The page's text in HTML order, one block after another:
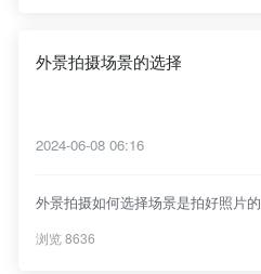
外景拍摄场景的选择
2024-06-08 06:16
外景拍摄如何选择场景是拍好照片的
浏览 8636